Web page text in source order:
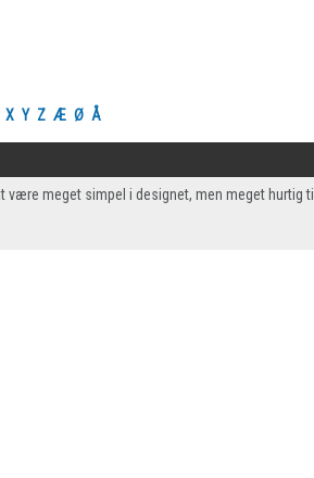
X Y Z Æ Ø Å
være meget simpel i designet, men meget hurtig til